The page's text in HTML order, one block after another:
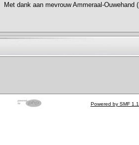
Met dank aan mevrouw Ammeraal-Ouwehand
Powered by SMF